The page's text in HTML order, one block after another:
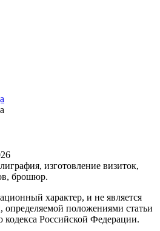
изготовление визиток,
брошюр.
характер, и не является
определяемой положениями статьи
кодекса Российской Федерации.